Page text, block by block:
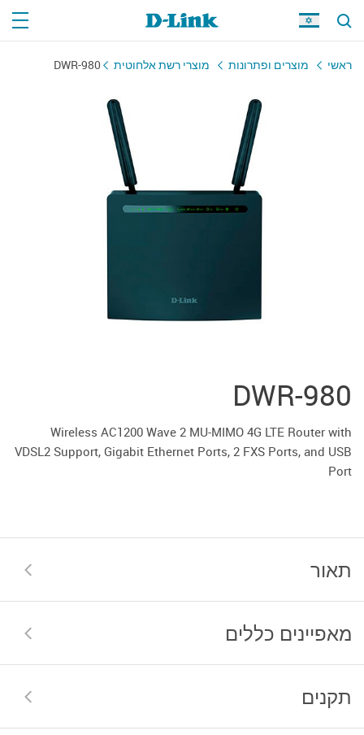
ראשי מוצרים ופתרונות מוצרי רשת אלחוטית DWR-980
DWR-980
Wireless AC1200 Wave 2 MU-MIMO 4G LTE Router with
VDSL2 Support, Gigabit Ethernet Ports, 2 FXS Ports, and USB
Port
תאור
מאפיינים כללים
תקנים